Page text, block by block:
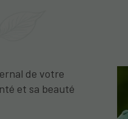
de votre
et sa beauté